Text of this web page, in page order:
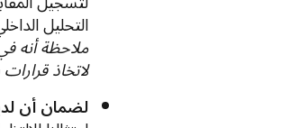
التحليل
ملاحظة أنه
لاتخاذ
لضمان أن